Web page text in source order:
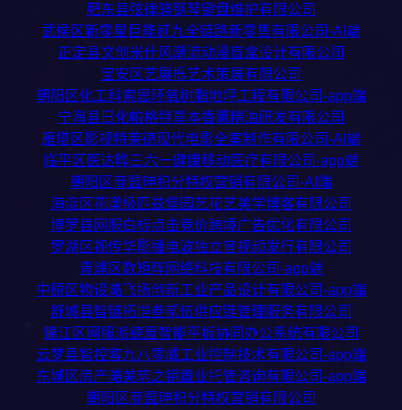
肥东县弦律骁钢琴键盘维护有限公司
武侯区新零星巨能贰九全链路新零售有限公司-AI端
正定县文创米什风潮流动漫盲盒设计有限公司
宝安区艺展栎艺术策展有限公司
朝阳区化工科索恩环氧树脂地坪工程有限公司-app端
宁海县日化帕格特草本香薰精油研发有限公司
雁塔区影视特莱德现代电影全案制作有限公司-AI端
临平区医达晔三六一健康移动医疗有限公司-app端
朝阳区商盟珅积分特权营销有限公司-AI端
海淀区花漾极匹兹堡园艺花艺美学博客有限公司
博罗县网服白标点击竞价跨境广告优化有限公司
罗湖区视传华影播电波独立音视频发行有限公司
青浦区数矩阵网络科技有限公司-app端
中原区物设澔飞扬创新工业产品设计有限公司-app端
舒城县智链拓恺叁贰伍供应链管理服务有限公司
锦江区网服派德屋智能平板协同办公系统有限公司
云梦县智控客九八零威工业控制技术有限公司-app端
东城区房产澔美筑之钥置业托管咨询有限公司-app端
朝阳区商盟珅积分特权营销有限公司